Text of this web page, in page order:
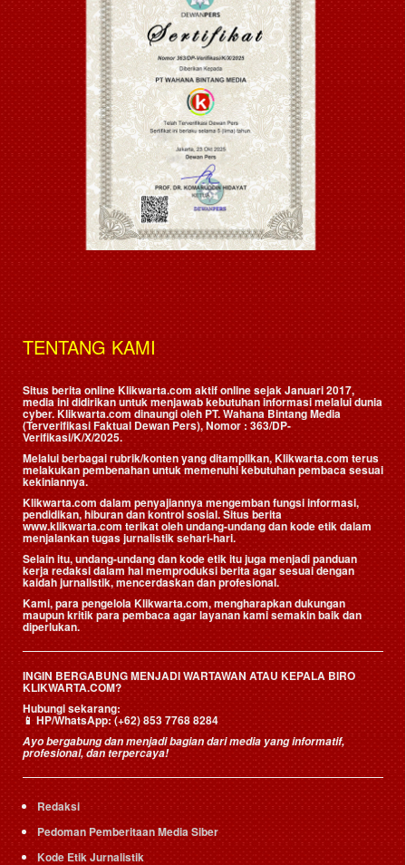
TENTANG KAMI
Situs berita online Klikwarta.com aktif online sejak Januari 2017,
media ini didirikan untuk menjawab kebutuhan informasi melalui dunia
cyber. Klikwarta.com dinaungi oleh PT. Wahana Bintang Media
(Terverifikasi Faktual Dewan Pers), Nomor : 363/DP-
Verifikasi/K/X/2025.
Melalui berbagai rubrik/konten yang ditampilkan, Klikwarta.com terus
melakukan pembenahan untuk memenuhi kebutuhan pembaca sesuai
kekiniannya.
Klikwarta.com dalam penyajiannya mengemban fungsi informasi,
pendidikan, hiburan dan kontrol sosial. Situs berita
www.klikwarta.com terikat oleh undang-undang dan kode etik dalam
menjalankan tugas jurnalistik sehari-hari.
Selain itu, undang-undang dan kode etik itu juga menjadi panduan
kerja redaksi dalam hal memproduksi berita agar sesuai dengan
kaidah jurnalistik, mencerdaskan dan profesional.
Kami, para pengelola Klikwarta.com, mengharapkan dukungan
maupun kritik para pembaca agar layanan kami semakin baik dan
diperlukan.
INGIN BERGABUNG MENJADI WARTAWAN ATAU KEPALA BIRO
KLIKWARTA.COM?
Hubungi sekarang:
📱HP/WhatsApp:(+62) 853 7768 8284
Ayo bergabung dan menjadi bagian dari media yang informatif,
profesional, dan terpercaya!
Redaksi
Pedoman Pemberitaan Media Siber
Kode Etik Jurnalistik